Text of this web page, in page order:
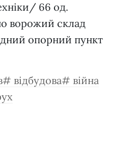
66 од.
ворожий склад
опорний пункт
відбудова
війна